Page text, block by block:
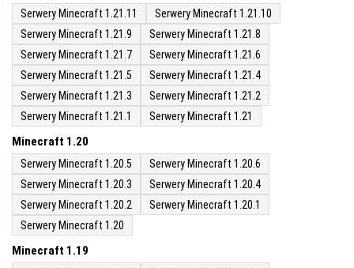
Serwery Minecraft 1.21.11
Serwery Minecraft 1.21.10
Serwery Minecraft 1.21.9
Serwery Minecraft 1.21.8
Serwery Minecraft 1.21.7
Serwery Minecraft 1.21.6
Serwery Minecraft 1.21.5
Serwery Minecraft 1.21.4
Serwery Minecraft 1.21.3
Serwery Minecraft 1.21.2
Serwery Minecraft 1.21.1
Serwery Minecraft 1.21
Minecraft 1.20
Serwery Minecraft 1.20.5
Serwery Minecraft 1.20.6
Serwery Minecraft 1.20.3
Serwery Minecraft 1.20.4
Serwery Minecraft 1.20.2
Serwery Minecraft 1.20.1
Serwery Minecraft 1.20
Minecraft 1.19